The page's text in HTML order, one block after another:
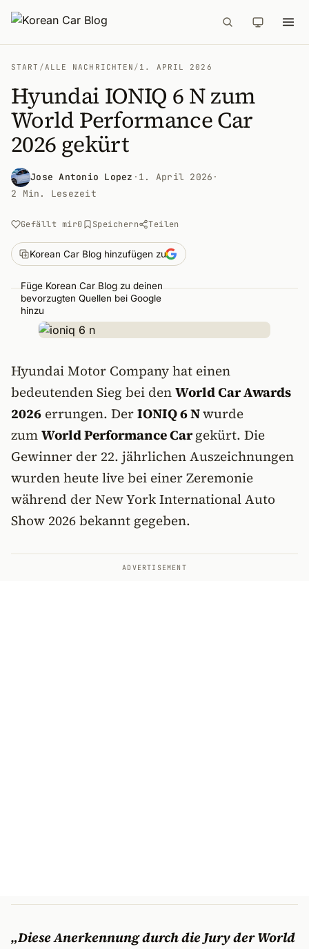
START /ALLE NACHRICHTEN / 1. APRIL 2026
Hyundai IONIQ 6 N zum
World Performance Car
2026 gekürt
Jose Antonio Lopez · 1. April 2026 ·
2 Min. Lesezeit
Gefällt mir0 Speichern Teilen
Korean Car Blog hinzufügen zu
Füge Korean Car Blog zu deinen
bevorzugten Quellen bei Google
hinzu
Hyundai Motor Company hat einen
bedeutenden Sieg bei denWorld Car Awards
2026 errungen. DerIONIQ 6 Nwurde
zumWorld Performance Cargekürt. Die
Gewinner der 22. jährlichen Auszeichnungen
wurden heute live bei einer Zeremonie
während der New York International Auto
Show 2026 bekannt gegeben.
ADVERTISEMENT
„Diese Anerkennung durch die Jury der World